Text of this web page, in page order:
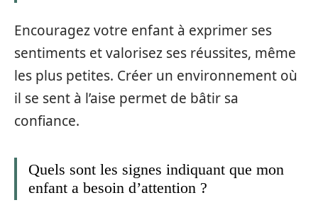
Encouragez votre enfant à exprimer ses
sentiments et valorisez ses réussites, même
les plus petites. Créer un environnement où
il se sent à l’aise permet de bâtir sa
confiance.
Quels sont les signes indiquant que mon
enfant a besoin d’attention ?